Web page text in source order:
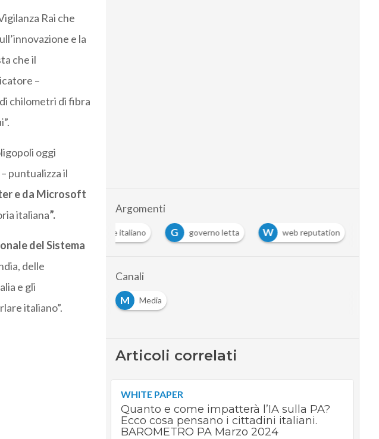
Rai che
e la
che il
–
chilometri di fibra
oggi
puntualizza il
e da Microsoft
italiana”.
del Sistema
delle
e gli
italiano”.
Argomenti
comunicatore italiano G governo letta W web reputation
Canali
M
Media
Articoli correlati
WHITE PAPER
Quanto e come impatterà l’IA sulla PA?
Ecco cosa pensano i cittadini italiani.
BAROMETRO PA Marzo 2024